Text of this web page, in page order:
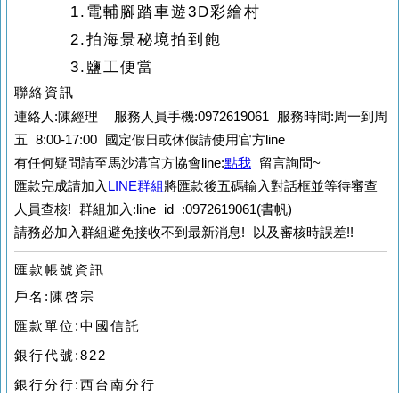
1. 電輔腳踏車遊3D彩繪村
2.拍海景秘境拍到飽
3. 鹽工便當
聯絡資訊
連絡人:陳經理 服務人員手機:0972619061 服務時間:周一到周
五 8:00-17:00 國定假日或休假請使用官方line
有任何疑問請至馬沙溝官方協會line:點我 留言詢問~
匯款完成請加入 LINE群組將匯款後五碼輸入對話框並等待審查
人員查核! 群組加入:line id :0972619061(書帆)
請務必加入群組避免接收不到最新消息! 以及審核時誤差!!
匯款帳號資訊
戶名:陳啓宗
匯款單位:中國信託
銀行代號:822
銀行分行:西台南分行